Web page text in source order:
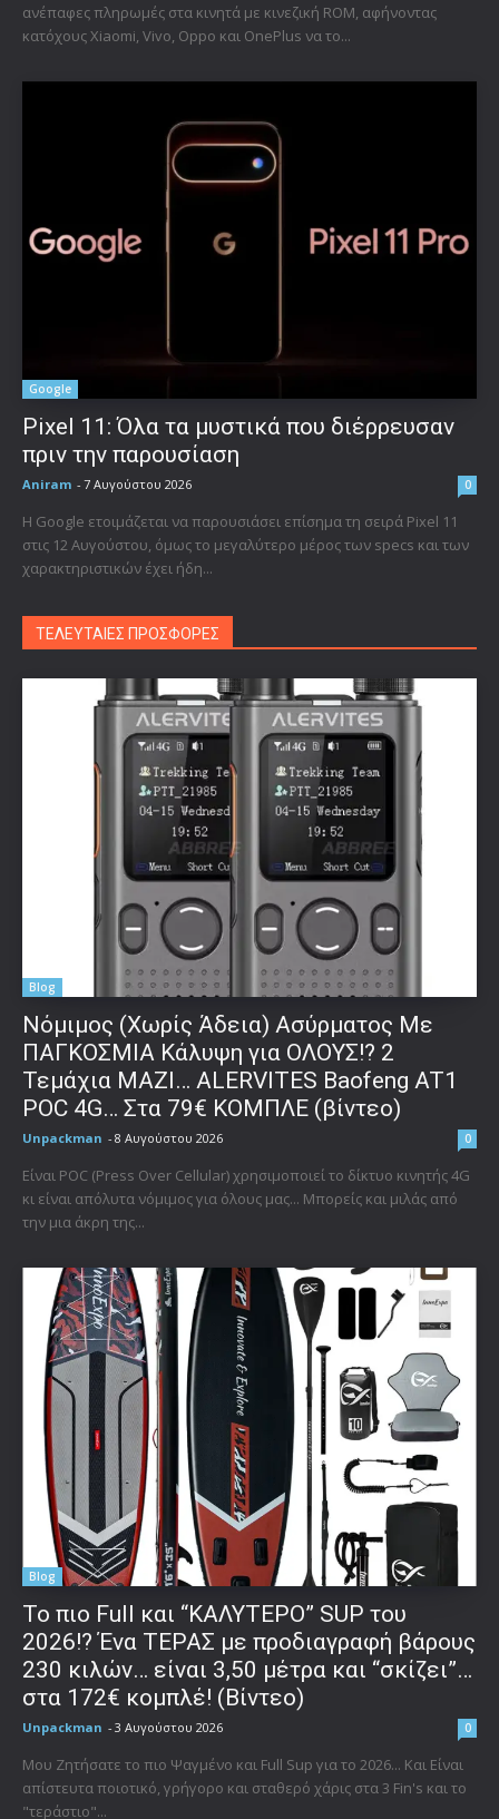
ανέπαφες πληρωμές στα κινητά με κινεζική ROM, αφήνοντας
κατόχους Xiaomi, Vivo, Oppo και OnePlus να το...
Google
Pixel 11: Όλα τα μυστικά που διέρρευσαν
πριν την παρουσίαση
Aniram - 7 Αυγούστου 2026 0
Η Google ετοιμάζεται να παρουσιάσει επίσημα τη σειρά Pixel 11
στις 12 Αυγούστου, όμως το μεγαλύτερο μέρος των specs και των
χαρακτηριστικών έχει ήδη...
ΤΕΛΕΥΤΑΙΕΣ ΠΡΟΣΦΟΡΕΣ
Blog
Νόμιμος (Χωρίς Άδεια) Ασύρματος Με
ΠΑΓΚΟΣΜΙΑ Κάλυψη για ΟΛΟΥΣ!? 2
Τεμάχια ΜΑΖΙ… ALERVITES Baofeng AT1
POC 4G… Στα 79€ ΚΟΜΠΛΕ (βίντεο)
Unpackman - 8 Αυγούστου 2026 0
Είναι POC (Press Over Cellular) χρησιμοποιεί το δίκτυο κινητής 4G
κι είναι απόλυτα νόμιμος για όλους μας... Μπορείς και μιλάς από
την μια άκρη της...
Blog
To πιο Full και “ΚΑΛΥΤΕΡΟ” SUP του
2026!? Ένα ΤΕΡΑΣ με προδιαγραφή βάρους
230 κιλών… είναι 3,50 μέτρα και “σκίζει”…
στα 172€ κομπλέ! (Βίντεο)
Unpackman - 3 Αυγούστου 2026 0
Μου Ζητήσατε το πιο Ψαγμένο και Full Sup για το 2026... Και Είναι
απίστευτα ποιοτικό, γρήγορο και σταθερό χάρις στα 3 Fin's και το
"τεράστιο"...